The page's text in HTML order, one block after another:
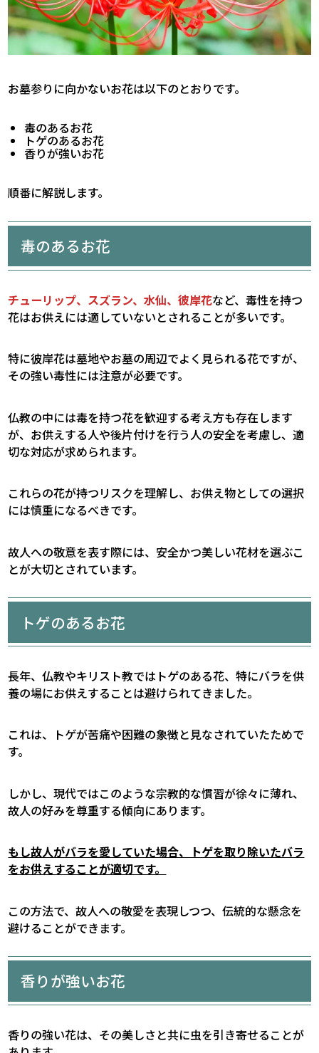
お墓参りに向かないお花は以下のとおりです。
毒のあるお花
トゲのあるお花
香りが強いお花
順番に解説します。
毒のあるお花
チューリップ、スズラン、水仙、彼岸花など、毒性を持つ
花はお供えには適していないとされることが多いです。
特に彼岸花は墓地やお墓の周辺でよく見られる花ですが、
その強い毒性には注意が必要です。
仏教の中には毒を持つ花を歓迎する考え方も存在します
が、お供えする人や後片付けを行う人の安全を考慮し、適
切な対応が求められます。
これらの花が持つリスクを理解し、お供え物としての選択
には慎重になるべきです。
故人への敬意を表す際には、安全かつ美しい花材を選ぶこ
とが大切とされています。
トゲのあるお花
長年、仏教やキリスト教ではトゲのある花、特にバラを供
養の場にお供えすることは避けられてきました。
これは、トゲが苦痛や困難の象徴と見なされていたためで
す。
しかし、現代ではこのような宗教的な慣習が徐々に薄れ、
故人の好みを尊重する傾向にあります。
もし故人がバラを愛していた場合、トゲを取り除いたバラ
をお供えすることが適切です。
この方法で、故人への敬愛を表現しつつ、伝統的な懸念を
避けることができます。
香りが強いお花
香りの強い花は、その美しさと共に虫を引き寄せることが